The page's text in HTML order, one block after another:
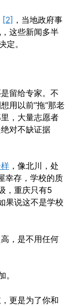
[2] ，当地政府事
这些新闻多半
定。
留给专家。不
用以前”拖“那老
，大量志愿者
对不缺证据
，像北川，处
幸存，学校的质
，重庆只有5
果说这不是学校
，是不用任何
更是为了你和